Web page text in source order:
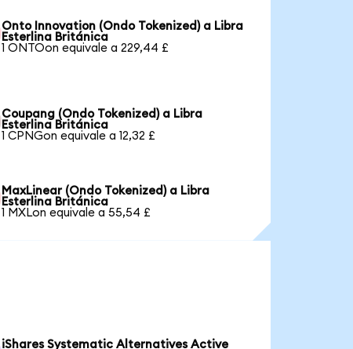
Onto Innovation (Ondo Tokenized) a Libra
Esterlina Británica
1 ONTOon equivale a 229,44 £
Coupang (Ondo Tokenized) a Libra
Esterlina Británica
1 CPNGon equivale a 12,32 £
MaxLinear (Ondo Tokenized) a Libra
Esterlina Británica
1 MXLon equivale a 55,54 £
iShares Systematic Alternatives Active